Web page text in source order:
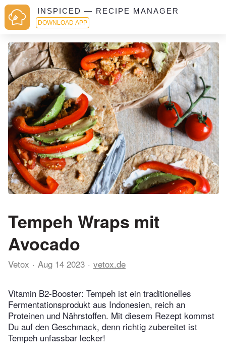
INSPICED — RECIPE MANAGER
DOWNLOAD APP
Tempeh Wraps mit
Avocado
Vetox Aug 14 2023 vetox.de
Vitamin B2-Booster: Tempeh ist ein traditionelles
Fermentationsprodukt aus Indonesien, reich an
Proteinen und Nährstoffen. Mit diesem Rezept kommst
Du auf den Geschmack, denn richtig zubereitet ist
Tempeh unfassbar lecker!